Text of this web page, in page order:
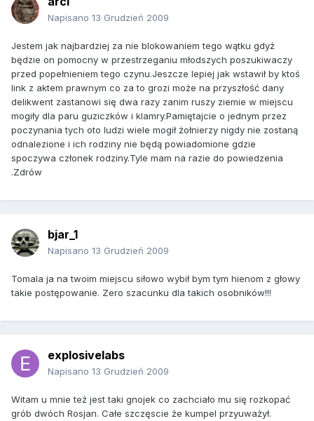
Napisano 13 Grudzień 2009
Jestem jak najbardziej za nie blokowaniem tego wątku gdyż
będzie on pomocny w przestrzeganiu młodszych poszukiwaczy
przed popełnieniem tego czynu.Jeszcze lepiej jak wstawił by ktoś
link z aktem prawnym co za to grozi może na przyszłość dany
delikwent zastanowi się dwa razy zanim ruszy ziemie w miejscu
mogiły dla paru guziczków i klamry.Pamiętajcie o jednym przez
poczynania tych oto ludzi wiele mogił żołnierzy nigdy nie zostaną
odnalezione i ich rodziny nie będą powiadomione gdzie
spoczywa członek rodziny.Tyle mam na razie do powiedzenia
.Zdrów
bjar_1
Napisano 13 Grudzień 2009
Tomala ja na twoim miejscu siłowo wybił bym tym hienom z głowy
takie postępowanie. Zero szacunku dla takich osobników!!!
explosivelabs
Napisano 13 Grudzień 2009
Witam u mnie też jest taki gnojek co zachciało mu się rozkopać
grób dwóch Rosjan. Całe szczęscie że kumpel przyuważył.